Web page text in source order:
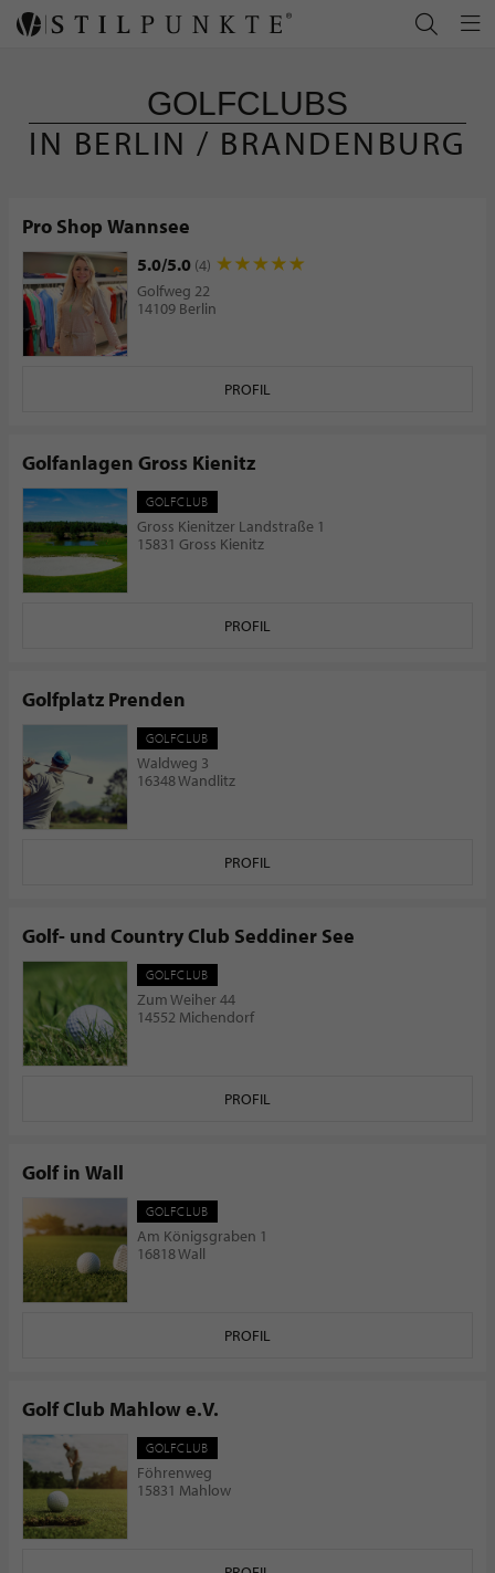
GOLFCLUBS
IN BERLIN / BRANDENBURG
Pro Shop Wannsee
5.0/5.0 (4)
Golfweg 22
14109 Berlin
PROFIL
Golfanlagen Gross Kienitz
GOLFCLUB
Gross Kienitzer Landstraße 1
15831 Gross Kienitz
PROFIL
​Golfplatz Prenden
GOLFCLUB
Waldweg 3
16348 Wandlitz
PROFIL
Golf- und Country Club Seddiner See
GOLFCLUB
Zum Weiher 44
14552 Michendorf
PROFIL
Golf in Wall
GOLFCLUB
Am Königsgraben 1
16818 Wall
PROFIL
Golf Club Mahlow e.V.
GOLFCLUB
Föhrenweg
15831 Mahlow